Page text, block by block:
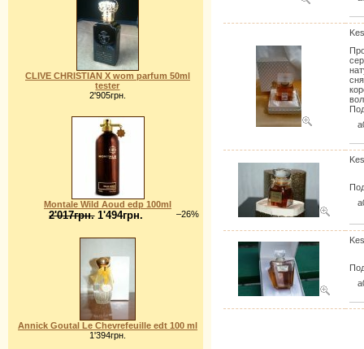
CLIVE CHRISTIAN X wom parfum 50ml
tester
2'905грн.
Montale Wild Aoud edp 100ml
–26%
2'017грн.1'494грн.
Annick Goutal Le Chevrefeuille edt 100 ml
1'394грн.